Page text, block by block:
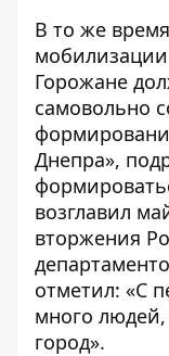
В то же
Горожане
самовольно
Днепра»,
возглавил
вторжения
отметил: «С
много
город».